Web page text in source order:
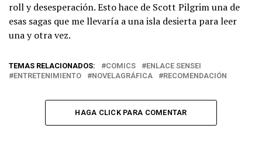
roll y desesperación. Esto hace de Scott Pilgrim una de
esas sagas que me llevaría a una isla desierta para leer
una y otra vez.
TEMAS RELACIONADOS: COMICS
ENLACE SENSEI
ENTRETENIMIENTO
NOVELAGRÁFICA RECOMENDACIÓN
HAGA CLICK PARA COMENTAR